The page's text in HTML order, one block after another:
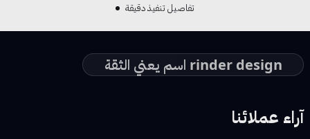
تفاصيل تنفيذ دقيقة
rinder design اسم يعني الثقة
آراء عملائنا